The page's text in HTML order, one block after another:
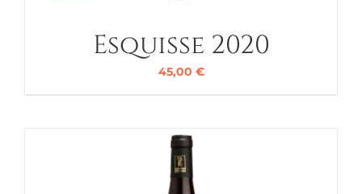
Esquisse 2020
45,00 €